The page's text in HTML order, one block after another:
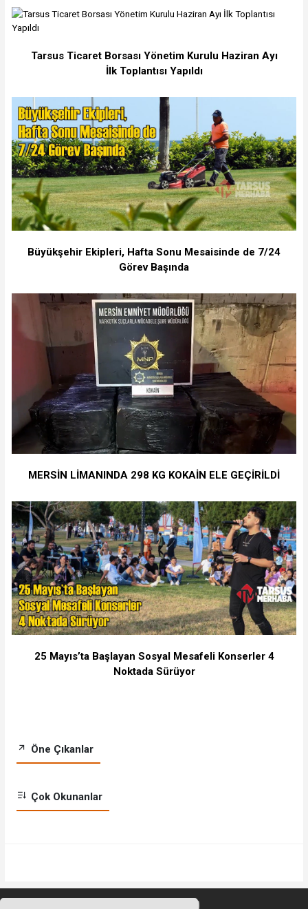
Tarsus Ticaret Borsası Yönetim Kurulu Haziran Ayı
İlk Toplantısı Yapıldı
Büyükşehir Ekipleri, Hafta Sonu Mesaisinde de 7/24
Görev Başında
MERSİN LİMANINDA 298 KG KOKAİN ELE GEÇİRİLDİ
25 Mayıs’ta Başlayan Sosyal Mesafeli Konserler 4
Noktada Sürüyor
Öne Çıkanlar
Çok Okunanlar